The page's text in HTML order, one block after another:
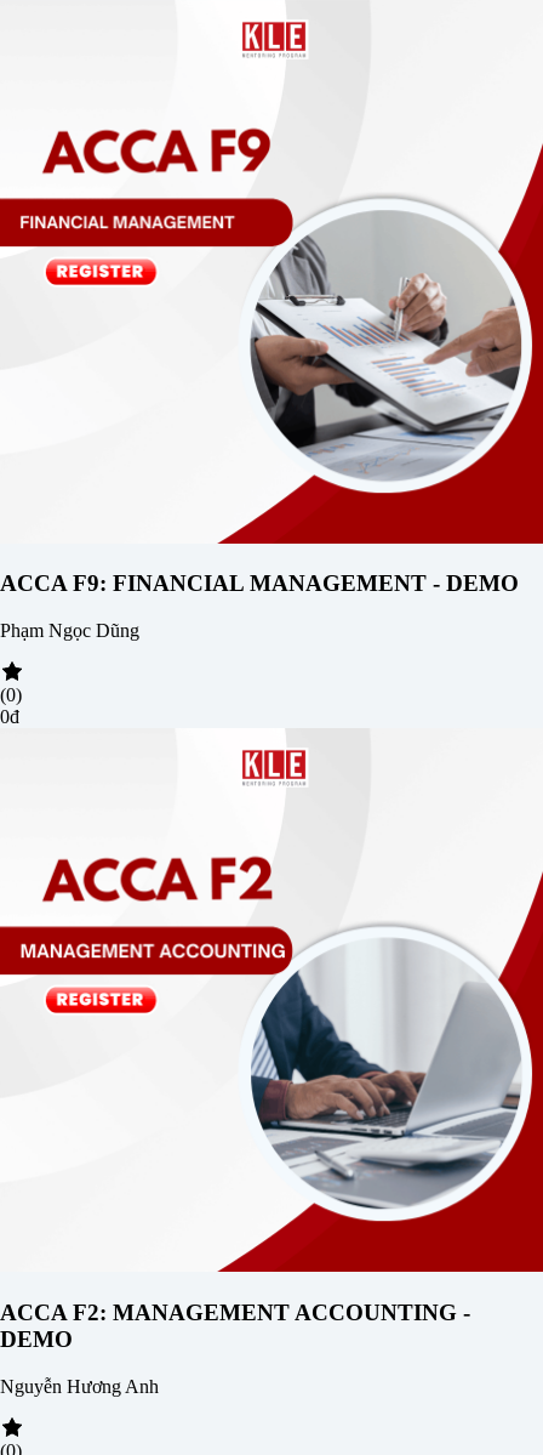
ACCA F9: FINANCIAL MANAGEMENT - DEMO
Phạm Ngọc Dũng
(0)
0đ
ACCA F2: MANAGEMENT ACCOUNTING -
DEMO
Nguyễn Hương Anh
(0)